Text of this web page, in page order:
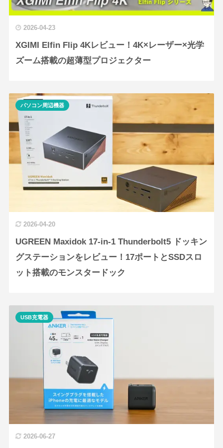
2026-04-23
XGIMI Elfin Flip 4Kレビュー！4K×レーザー×光学
ズーム搭載の超薄型プロジェクター
2026-04-20
UGREEN Maxidok 17-in-1 Thunderbolt5 ドッキン
グステーションをレビュー！17ポートとSSDスロ
ット搭載のモンスタードック
パソコン周辺機器
2026-06-27
USB充電器